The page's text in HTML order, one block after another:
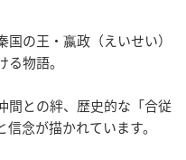
の王・嬴政（えいせい）
物語。
間との絆、歴史的な「合従
念が描かれています。